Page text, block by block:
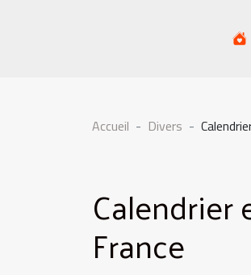
Accueil Divers
Calendrier
France